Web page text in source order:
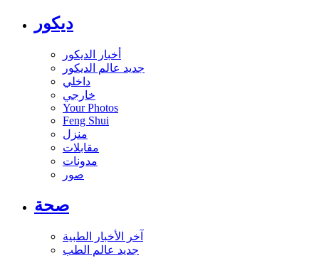
ديكور
أخبار الديكور
جديد عالم الديكور
داخلي
خارجي
Your Photos
Feng Shui
منزل
مقابلات
مدونات
صور
صحة
آخر الأخبار الطبية
جديد عالم الطب